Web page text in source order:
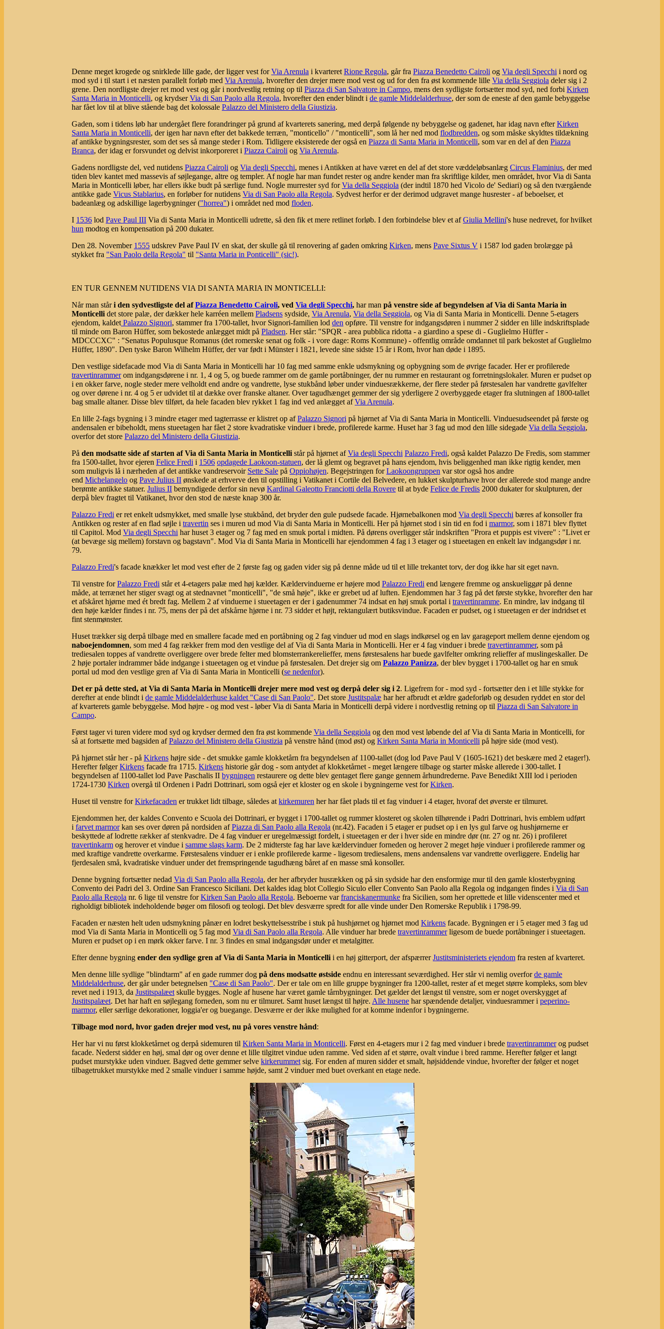
Denne meget krogede og snirklede lille gade, der ligger vest forVia Arenula i kvarteret Rione Regola, går fra Piazza Benedetto Cairoli og Via degli Specchi i nord og
mod syd i til start i et næsten parallelt forløb med Via Arenula, hvorefter den drejer mere mod vest og ud for den fra øst kommende lille Via della Seggiola deler sig i 2
grene. Den nordligste drejer ret mod vest og går i nordvestlig retning op til Piazza di San Salvatore in Campo, mens den sydligste fortsætter mod syd, ned forbi Kirken
Santa Maria in Monticelli, og krydserVia di San Paolo alla Regola, hvorefter den ender blindt i de gamle Middelalderhuse, der som de eneste af den gamle bebyggelse
har fået lov til at blive stående bag det kolossale Palazzo del Ministero della Giustizia.
Gaden, som i tidens løb har undergået flere forandringer på grund af kvarterets sanering, med derpå følgende ny bebyggelse og gadenet, har idag navn efterKirken
Santa Maria in Monticelli, der igen har navn efter det bakkede terræn, "monticello" / "monticelli", som lå her ned mod flodbredden, og som måske skyldtes tildækning
af antikke bygningsrester, som det ses så mange steder i Rom. Tidligere eksisterede der også en Piazza di Santa Maria in Monticelli, som var en del af den Piazza
Branca, der idag er forsvundet og delvist inkorporeret i Piazza Cairoli og Via Arenula.
Gadens nordligste del, ved nutidens Piazza Cairoli og Via degli Specchi, menes i Antikken at have været en del af det store væddeløbsanlæg Circus Flaminius, der med
tiden blev kantet med massevis af søjlegange, altre og templer. Af nogle har man fundet rester og andre kender man fra skriftlige kilder, men området, hvor Via di Santa
Maria in Monticelli løber, har ellers ikke budt på særlige fund. Nogle murrester syd forVia della Seggiola (der indtil 1870 hed Vicolo de' Sediari) og så den tværgående
antikke gade Vicus Stablarius, en forløber for nutidens Via di San Paolo alla Regola. Sydvest herfor er der derimod udgravet mange husrester - af beboelser, et
badeanlæg og adskillige lagerbygninger ("horrea") i området ned mod floden.
I 1536 lod Pave Paul III Via di Santa Maria in Monticelli udrette, så den fik et mere retlinet forløb. I den forbindelse blev et afGiulia Mellini's huse nedrevet, for hvilket
hun modtog en kompensation på 200 dukater.
Den 28. November 1555 udskrev Pave Paul IV en skat, der skulle gå til renovering af gaden omkring Kirken, mens Pave Sixtus V i 1587 lod gaden brolægge på
stykket fra "San Paolo della Regola" til "Santa Maria in Ponticelli" (sic!).
EN TUR GENNEM NUTIDENS VIA DI SANTA MARIA IN MONTICELLI:
Når man ståri den sydvestligste del afPiazza Benedetto Cairoli, ved Via degli Specchi, har man på venstre side af begyndelsen af Via di Santa Maria in
Monticelli det store palæ, der dækker hele karréen mellem Pladsens sydside, Via Arenula, Via della Seggiola, og Via di Santa Maria in Monticelli. Denne 5-etagers
ejendom, kaldet Palazzo Signori, stammer fra 1700-tallet, hvor Signori-familien lod den opføre. Til venstre for indgangsdøren i nummer 2 sidder en lille indskriftsplade
til minde om Baron Hüffer, som bekostede anlægget midt på Pladsen. Her står: "SPQR - area pubblica ridotta - a giardino a spese di - Guglielmo Hüffer -
MDCCCXC" : "Senatus Populusque Romanus (det romerske senat og folk - i vore dage: Roms Kommune) - offentlig område omdannet til park bekostet af Guglielmo
Hüffer, 1890". Den tyske Baron Wilhelm Hüffer, der var født i Münster i 1821, levede sine sidste 15 år i Rom, hvor han døde i 1895.
Den vestlige sidefacade mod Via di Santa Maria in Monticelli har 10 fag med samme enkle udsmykning og opbygning som de øvrige facader. Her er profilerede
travertinrammerom indgangsdørene i nr. 1, 4 og 5, og buede rammer om de gamle portåbninger, der nu rummer en restaurant og forretningslokaler. Muren er pudset op
i en okker farve, nogle steder mere velholdt end andre og vandrette, lyse stukbånd løber under vinduesrækkerne, der flere steder på førstesalen har vandrette gavlfelter
og over dørene i nr. 4 og 5 er udvidet til at dække over franske altaner. Over tagudhænget gemmer der sig yderligere 2 overbyggede etager fra slutningen af 1800-tallet
bag smalle altaner. Disse blev tilført, da hele facaden blev rykket 1 fag ind ved anlægget afVia Arenula.
En lille 2-fags bygning i 3 mindre etager med tagterrasse er klistret op afPalazzo Signori på hjørnet af Via di Santa Maria in Monticelli. Vinduesudseendet på første og
andensalen er bibeholdt, mens stueetagen har fået 2 store kvadratiske vinduer i brede, profilerede karme. Huset har 3 fag ud mod den lille sidegade Via della Seggiola,
overfor det store Palazzo del Ministero della Giustizia.
På den modsatte side af starten af Via di Santa Maria in Monticelli står på hjørnet afVia degli Specchi Palazzo Fredi, også kaldet Palazzo De Fredis, som stammer
fra 1500-tallet, hvor ejeren Felice Fredi i 1506 opdagede Laokoon-statuen, der lå glemt og begravet på hans ejendom, hvis beliggenhed man ikke rigtig kender, men
som muligvis lå i nærheden af det antikke vandreservoir Sette Sale på Oppiohøjen. Begejstringen forLaokoongruppen var stor også hos andre
end Michelangelo og Pave Julius II ønskede at erhverve den til opstilling i Vatikanet i Cortile del Belvedere, en lukket skulpturhave hvor der allerede stod mange andre
berømte antikke statuer. Julius II bemyndigede derfor sin nevø Kardinal Galeotto Franciotti della Rovere til at byde Felice de Fredis 2000 dukater for skulpturen, der
derpå blev fragtet til Vatikanet, hvor den stod de næste knap 300 år.
Palazzo Fredi er ret enkelt udsmykket, med smalle lyse stukbånd, det bryder den gule pudsede facade. Hjørnebalkonen mod Via degli Specchi bæres af konsoller fra
Antikken og rester af en flad søjle i travertin ses i muren ud mod Via di Santa Maria in Monticelli. Her på hjørnet stod i sin tid en fod i marmor, som i 1871 blev flyttet
til Capitol. Mod Via degli Specchi har huset 3 etager og 7 fag med en smuk portal i midten. På dørens overligger står indskriften "Prora et puppis est vivere" : "Livet er
(at bevæge sig mellem) forstavn og bagstavn". Mod Via di Santa Maria in Monticelli har ejendommen 4 fag i 3 etager og i stueetagen en enkelt lav indgangsdør i nr.
79.
Palazzo Fredi's facade knækker let mod vest efter de 2 første fag og gaden vider sig på denne måde ud til et lille trekantet torv, der dog ikke har sit eget navn.
Til venstre forPalazzo Fredi står et 4-etagers palæ med høj kælder. Kældervinduerne er højere mod Palazzo Fredi end længere fremme og anskueliggør på denne
måde, at terrænet her stiger svagt og at stednavnet "monticelli", "de små høje", ikke er grebet ud af luften. Ejendommen har 3 fag på det første stykke, hvorefter den har
et afskåret hjørne med ét bredt fag. Mellem 2 af vinduerne i stueetagen er der i gadenummer 74 indsat en høj smuk portal i travertinramme. En mindre, lav indgang til
den høje kælder findes i nr. 75, mens der på det afskårne hjørne i nr. 73 sidder et højt, rektangulært butiksvindue. Facaden er pudset, og i stueetagen er der indridset et
fint stenmønster.
Huset trækker sig derpå tilbage med en smallere facade med en portåbning og 2 fag vinduer ud mod en slags indkørsel og en lav garageport mellem denne ejendom og
naboejendomnen, som med 4 fag rækker frem mod den vestlige del af Via di Santa Maria in Monticelli. Her er 4 fag vinduer i brede travertinrammer, som på
trediesalen toppes af vandrette overliggere over brede felter med blomsterrankerelieffer, mens førstesalens har buede gavlfelter omkring relieffer af muslingeskaller. De
2 høje portaler indrammer både indgange i stueetagen og et vindue på førstesalen. Det drejer sig om Palazzo Panizza, der blev bygget i 1700-tallet og har en smuk
portal ud mod den vestlige gren af Via di Santa Maria in Monticelli (se nedenfor).
Det er på dette sted, at Via di Santa Maria in Monticelli drejer mere mod vest og derpå deler sig i 2. Ligefrem for - mod syd - fortsætter den i et lille stykke for
derefter at ende blindt i de gamle Middelalderhuse kaldet "Case di San Paolo". Det store Justitspalæ har her afbrudt et ældre gadeforløb og desuden ryddet en stor del
af kvarterets gamle bebyggelse. Mod højre - og mod vest - løber Via di Santa Maria in Monticelli derpå videre i nordvestlig retning op til Piazza di San Salvatore in
Campo.
Først tager vi turen videre mod syd og krydser dermed den fra øst kommende Via della Seggiola og den mod vest løbende del af Via di Santa Maria in Monticelli, for
så at fortsætte med bagsiden afPalazzo del Ministero della Giustizia på venstre hånd (mod øst) og Kirken Santa Maria in Monticelli på højre side (mod vest).
På hjørnet står her - på Kirkens højre side - det smukke gamle klokketårn fra begyndelsen af 1100-tallet (dog lod Pave Paul V (1605-1621) det beskære med 2 etager!).
Herefter følgerKirkens facade fra 1715. Kirkens historie går dog - som antydet af klokketårnet - meget længere tilbage og starter måske allerede i 300-tallet. I
begyndelsen af 1100-tallet lod Pave Paschalis II bygningen restaurere og dette blev gentaget flere gange gennem århundrederne. Pave Benedikt XIII lod i perioden
1724-1730 Kirken overgå til Ordenen i Padri Dottrinari, som også ejer et kloster og en skole i bygningerne vest forKirken.
Huset til venstre forKirkefacaden er trukket lidt tilbage, således at kirkemuren her har fået plads til et fag vinduer i 4 etager, hvoraf det øverste er tilmuret.
Ejendommen her, der kaldes Convento e Scuola dei Dottrinari, er bygget i 1700-tallet og rummer klosteret og skolen tilhørende i Padri Dottrinari, hvis emblem udført
i farvet marmorkan ses over døren på nordsiden afPiazza di San Paolo alla Regola (nr.42). Facaden i 5 etager er pudset op i en lys gul farve og hushjørnerne er
beskyttede af lodrette rækker af stenkvadre. De 4 fag vinduer er uregelmæssigt fordelt, i stueetagen er der i hver side en mindre dør (nr. 27 og nr. 26) i profileret
travertinkarm og herover et vindue i samme slags karm. De 2 midterste fag har lave kældervinduer forneden og herover 2 meget høje vinduer i profilerede rammer og
med kraftige vandrette overkarme. Førstesalens vinduer er i enkle profilerede karme - ligesom trediesalens, mens andensalens var vandrette overliggere. Endelig har
fjerdesalen små, kvadratiske vinduer under det fremspringende tagudhæng båret af en masse små konsoller.
Denne bygning fortsætter nedad Via di San Paolo alla Regola, der her afbryder husrækken og på sin sydside har den ensformige mur til den gamle klosterbygning
Convento dei Padri del 3. Ordine San Francesco Siciliani. Det kaldes idag blot Collegio Siculo eller Convento San Paolo alla Regola og indgangen findes i Via di San
Paolo alla Regola nr. 6 lige til venstre forKirken San Paolo alla Regola. Beboerne varfranciskanermunke fra Sicilien, som her oprettede et lille videnscenter med et
righoldigt bibliotek indeholdende bøger om filosofi og teologi. Det blev desværre spredt for alle vinde under Den Romerske Republik i 1798-99.
Facaden er næsten helt uden udsmykning pånær en lodret beskyttelsesstribe i stuk på hushjørnet og hjørnet mod Kirkens facade. Bygningen er i 5 etager med 3 fag ud
mod Via di Santa Maria in Monticelli og 5 fag mod Via di San Paolo alla Regola. Alle vinduer har brede travertinrammerligesom de buede portåbninger i stueetagen.
Muren er pudset op i en mørk okker farve. I nr. 3 findes en smal indgangsdør under et metalgitter.
Efter denne bygning ender den sydlige gren af Via di Santa Maria in Monticelli i en høj gitterport, der afspærrerJustitsministeriets ejendom fra resten af kvarteret.
Men denne lille sydlige "blindtarm" af en gade rummer dog på dens modsatte østside endnu en interessant seværdighed. Her står vi nemlig overforde gamle
Middelalderhuse, der går under betegnelsen "Case di San Paolo". Der er tale om en lille gruppe bygninger fra 1200-tallet, rester af et meget større kompleks, som blev
revet ned i 1913, da Justitspalæet skulle bygges. Nogle af husene har været gamle tårnbygninger. Det gælder det længst til venstre, som er noget overskygget af
Justitspalæet. Det har haft en søjlegang forneden, som nu er tilmuret. Samt huset længst til højre. Alle husene har spændende detaljer, vinduesrammer i peperino-
marmor, eller særlige dekorationer, loggia'er og buegange. Desværre er der ikke mulighed for at komme indenfor i bygningerne.
Tilbage mod nord, hvor gaden drejer mod vest, nu på vores venstre hånd:
Her har vi nu først klokketårnet og derpå sidemuren til Kirken Santa Maria in Monticelli. Først en 4-etagers mur i 2 fag med vinduer i brede travertinrammerog pudset
facade. Nederst sidder en høj, smal dør og over denne et lille tilgitret vindue uden ramme. Ved siden af et større, ovalt vindue i bred ramme. Herefter følger et langt
pudset murstykke uden vinduer. Bagved dette gemmer selve kirkerummet sig. For enden af muren sidder et smalt, højsiddende vindue, hvorefter der følger et noget
tilbagetrukket murstykke med 2 smalle vinduer i samme højde, samt 2 vinduer med buet overkant en etage nede.